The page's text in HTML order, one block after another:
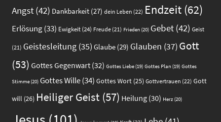
Angst (42) Dankbarkeit (27) dein Leben (22) Endzeit (62)
Erlösung(33) Ewigkeit (24) Freude (21) Frieden (20) Gebet (42) Geist
(21) Geistesleitung (35) Glaube (29) Glauben (37) Gott
(53) Gottes Gegenwart (32) Gottes Liebe (19) Gottes Plan (19) Gottes
Stimme (20) Gottes Wille(34) Gottes Wort (25) Gottvertrauen (22) Gott
will (26) Heiliger Geist (57) Heilung (30) Herz (20)